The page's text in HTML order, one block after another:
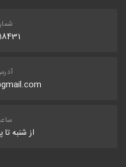
از شنبه تا